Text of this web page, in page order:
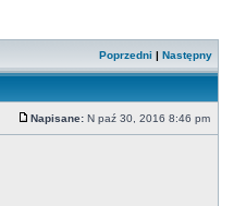
Poprzedni | Następny
Napisane: N paź 30, 2016 8:46 pm